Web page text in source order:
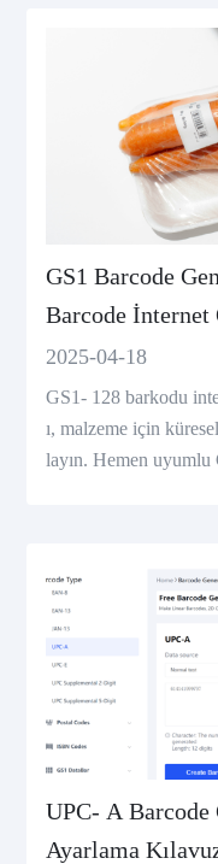
GS1 Barcode
Barcode İnternet
2025-04-18
GS1- 128 barkodu
ı, malzeme için
layın. Hemen uyumlu
UPC- A Barcode
Ayarlama